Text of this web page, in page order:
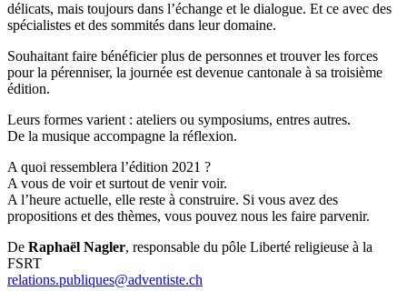
délicats, mais toujours dans l’échange et le dialogue. Et ce avec des
spécialistes et des sommités dans leur domaine.
Souhaitant faire bénéficier plus de personnes et trouver les forces
pour la pérenniser, la journée est devenue cantonale à sa troisième
édition.
Leurs formes varient : ateliers ou symposiums, entres autres.
De la musique accompagne la réflexion.
A quoi ressemblera l’édition 2021 ?
A vous de voir et surtout de venir voir.
A l’heure actuelle, elle reste à construire. Si vous avez des
propositions et des thèmes, vous pouvez nous les faire parvenir.
De Raphaël Nagler, responsable du pôle Liberté religieuse à la
FSRT
relations.publiques@adventiste.ch